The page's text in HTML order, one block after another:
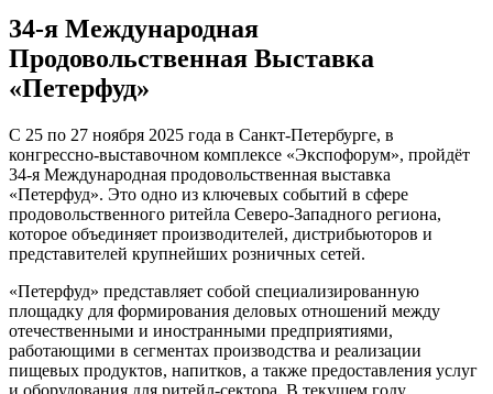
34-я Международная
Продовольственная Выставка
«Петерфуд»
С 25 по 27 ноября 2025 года в Санкт-Петербурге, в
конгрессно-выставочном комплексе «Экспофорум», пройдёт
34-я Международная продовольственная выставка
«Петерфуд». Это одно из ключевых событий в сфере
продовольственного ритейла Северо-Западного региона,
которое объединяет производителей, дистрибьюторов и
представителей крупнейших розничных сетей.
«Петерфуд» представляет собой специализированную
площадку для формирования деловых отношений между
отечественными и иностранными предприятиями,
работающими в сегментах производства и реализации
пищевых продуктов, напитков, а также предоставления услуг
и оборудования для ритейл-сектора. В текущем году